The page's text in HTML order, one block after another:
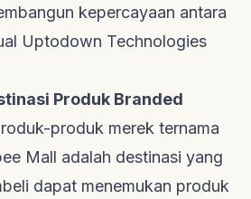
kepercayaan antara
Uptodown Technologies
Produk Branded
produk merek ternama
Mall adalah destinasi yang
dapat menemukan produk